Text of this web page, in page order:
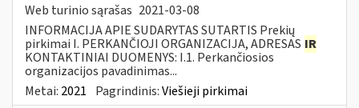
Web turinio sąrašas 2021-03-08
INFORMACIJA APIE SUDARYTAS SUTARTIS Prekių
pirkimai I. PERKANČIOJI ORGANIZACIJA, ADRESAS IR
KONTAKTINIAI DUOMENYS: I.1. Perkančiosios
organizacijos pavadinimas...
Metai: 2021 Pagrindinis:Viešieji pirkimai